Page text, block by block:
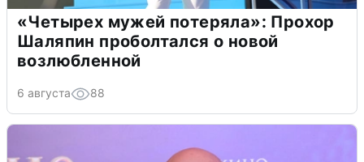
«Четырех мужей потеряла»: Прохор
Шаляпин проболтался о новой
возлюбленной
6 августа 88